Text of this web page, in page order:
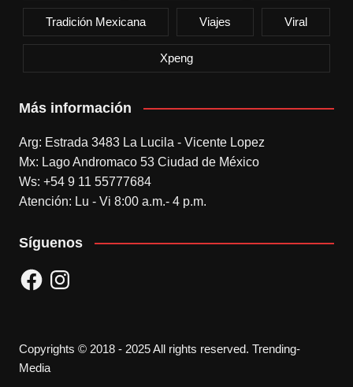
Tradición Mexicana Viajes Viral
Xpeng
Más información
Arg: Estrada 3483 La Lucila - Vicente Lopez
Mx: Lago Andromaco 53 Ciudad de México
Ws: +54 9 11 55777684
Atención: Lu - Vi 8:00 a.m.- 4 p.m.
Síguenos
FacebookInstagram
Copyrights © 2018 - 2025 All rights reserved. Trending-
Media